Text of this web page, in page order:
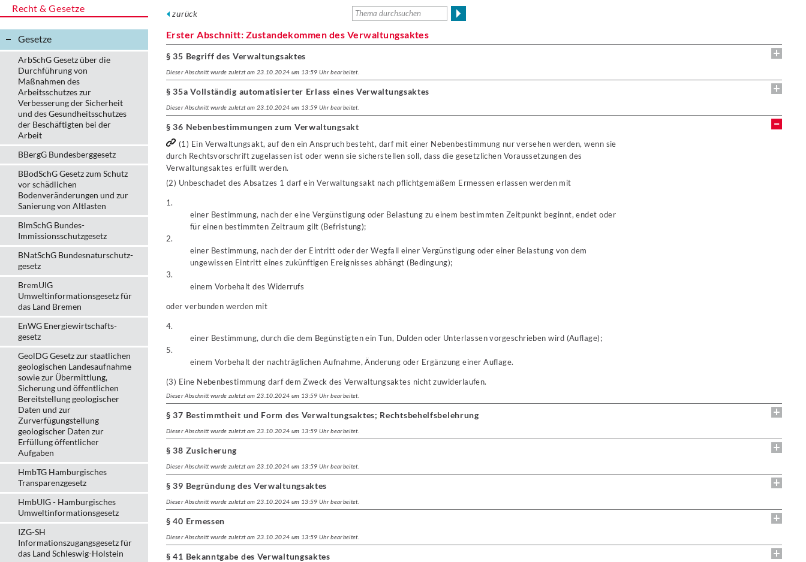
Recht & Gesetze
Gesetze
ArbSchG Gesetz über die
Durchführung von
Maßnahmen des
Arbeitsschutzes zur
Verbesserung der Sicherheit
und des Gesundheitsschutzes
der Beschäftigten bei der
Arbeit
BBergG Bundesberggesetz
BBodSchG Gesetz zum Schutz
vor schädlichen
Bodenveränderungen und zur
Sanierung von Altlasten
BlmSchG Bundes-
Immissionsschutz­gesetz
BNatSchG Bundesnaturschutz-
gesetz
BremUIG
Umweltinformationsgesetz für
das Land Bremen
EnWG Energiewirtschafts-
gesetz
GeolDG Gesetz zur staatlichen
geologischen Landesaufnahme
sowie zur Übermittlung,
Sicherung und öffentlichen
Bereitstellung geologischer
Daten und zur
Zurverfügungstellung
geologischer Daten zur
Erfüllung öffentlicher
Aufgaben
HmbTG Hamburgisches
Transparenzgesetz
HmbUIG - Hamburgisches
Umweltinformationsgesetz
IZG-SH
Informationszugangsgesetz für
das Land Schleswig-Holstein
zurück
Erster Abschnitt: Zustandekommen des Verwaltungsaktes
§ 35 Begriff des Verwaltungsaktes
Dieser Abschnitt wurde zuletzt am 23.10.2024 um 13:59 Uhr bearbeitet.
§ 35a Vollständig automatisierter Erlass eines Verwaltungsaktes
Dieser Abschnitt wurde zuletzt am 23.10.2024 um 13:59 Uhr bearbeitet.
§ 36 Nebenbestimmungen zum Verwaltungsakt
(1) Ein Verwaltungsakt, auf den ein Anspruch besteht, darf mit einer Nebenbestimmung nur versehen werden, wenn sie
durch Rechtsvorschrift zugelassen ist oder wenn sie sicherstellen soll, dass die gesetzlichen Voraussetzungen des
Verwaltungsaktes erfüllt werden.
(2) Unbeschadet des Absatzes 1 darf ein Verwaltungsakt nach pflichtgemäßem Ermessen erlassen werden mit
1.
einer Bestimmung, nach der eine Vergünstigung oder Belastung zu einem bestimmten Zeitpunkt beginnt, endet oder
für einen bestimmten Zeitraum gilt (Befristung);
2.
einer Bestimmung, nach der der Eintritt oder der Wegfall einer Vergünstigung oder einer Belastung von dem
ungewissen Eintritt eines zukünftigen Ereignisses abhängt (Bedingung);
3.
einem Vorbehalt des Widerrufs
oder verbunden werden mit
4.
einer Bestimmung, durch die dem Begünstigten ein Tun, Dulden oder Unterlassen vorgeschrieben wird (Auflage);
5.
einem Vorbehalt der nachträglichen Aufnahme, Änderung oder Ergänzung einer Auflage.
(3) Eine Nebenbestimmung darf dem Zweck des Verwaltungsaktes nicht zuwiderlaufen.
Dieser Abschnitt wurde zuletzt am 23.10.2024 um 13:59 Uhr bearbeitet.
§ 37 Bestimmtheit und Form des Verwaltungsaktes; Rechtsbehelfsbelehrung
Dieser Abschnitt wurde zuletzt am 23.10.2024 um 13:59 Uhr bearbeitet.
§ 38 Zusicherung
Dieser Abschnitt wurde zuletzt am 23.10.2024 um 13:59 Uhr bearbeitet.
§ 39 Begründung des Verwaltungsaktes
Dieser Abschnitt wurde zuletzt am 23.10.2024 um 13:59 Uhr bearbeitet.
§ 40 Ermessen
Dieser Abschnitt wurde zuletzt am 23.10.2024 um 13:59 Uhr bearbeitet.
§ 41 Bekanntgabe des Verwaltungsaktes